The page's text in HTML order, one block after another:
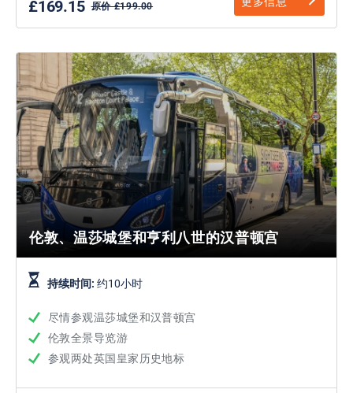
£169.15 原价 £199.00
伦敦、温莎城堡和亨利八世的汉普顿宫
持续时间: 约10小时
尽情参观温莎城堡和汉普顿宫
伦敦全景导览游
参观两处英国皇家历史地标